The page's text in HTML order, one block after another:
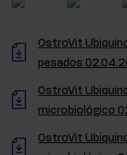
OstroVit
pesados
OstroVit
microbiológico
OstroVit